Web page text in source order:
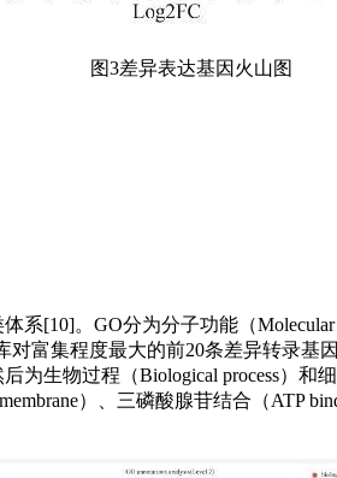
图3差异表达基因火山图
系[10]。GO分为分子功能（
对富集程度最大的前20条差异转录
为生物过程（Biological process）和
）、三磷酸腺苷结合（ATP